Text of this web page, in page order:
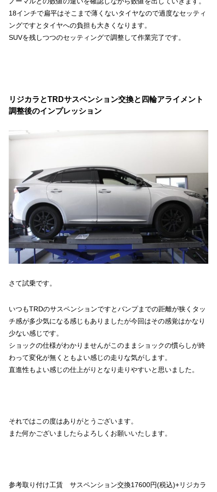
18インチで扁平はそこまで薄くないタイヤなので過度なセッティ
ングですとタイヤへの負担も大きくなります。
SUVを残しつつのセッティングで調整して作業完了です。
リジカラとTRDサスペンション交換と四輪アライメント
調整後のインプレッション
さて試乗です。
いつもTRDのサスペンションですとバンプまでの距離が狭くタッ
チ感が多少気になる感じもありましたが今回はその感覚はかなり
少ない感じです。
ショックの仕様がわかりませんがこのままショックの慣らしが終
わって変化が無くともよい感じの走りな気がします。
直進性もよい感じの仕上がりとなり走りやすいと思いました。
それではこの度はありがとうございます。
また何かございましたらよろしくお願いいたします。
参考取り付け工賃 サスペンション交換17600円(税込)+リジカラ